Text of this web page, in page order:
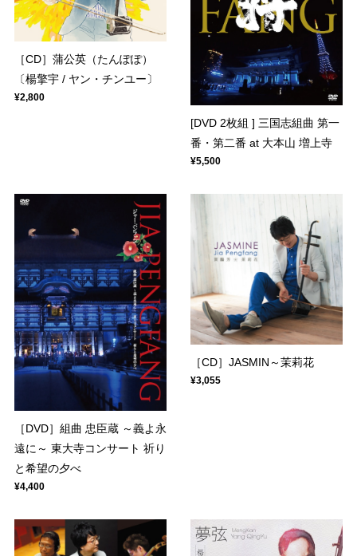
［CD］蒲公英（たんぽぽ）
〔楊擎宇 / ヤン・チンユー〕
¥2,800
[DVD 2枚組 ] 三国志組曲 第一
番・第二番 at 大本山 増上寺
¥5,500
［DVD］組曲 忠臣蔵 ～義よ永
遠に～ 東大寺コンサート 祈り
と希望の夕べ
¥4,400
［CD］JASMIN～茉莉花
¥3,055